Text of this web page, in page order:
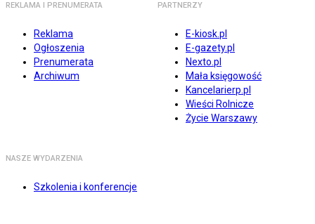
REKLAMA I PRENUMERATA
Reklama
Ogłoszenia
Prenumerata
Archiwum
PARTNERZY
E-kiosk.pl
E-gazety.pl
Nexto.pl
Mała księgowość
Kancelarierp.pl
Wieści Rolnicze
Życie Warszawy
NASZE WYDARZENIA
Szkolenia i konferencje